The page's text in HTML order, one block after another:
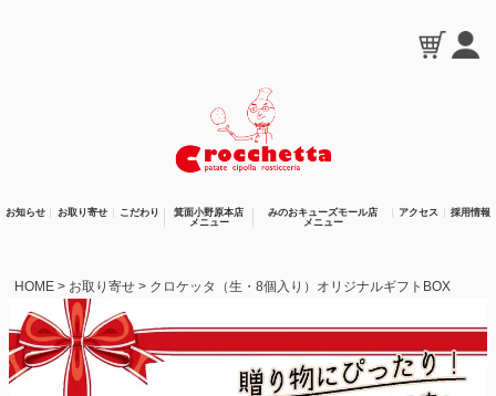
お知らせ お取り寄せ こだわり
箕面小野原本店
メニュー
みのおキューズモール店
メニュー
アクセス 採用情報
HOME お取り寄せ クロケッタ（生・8個入り）オリジナルギフトBOX